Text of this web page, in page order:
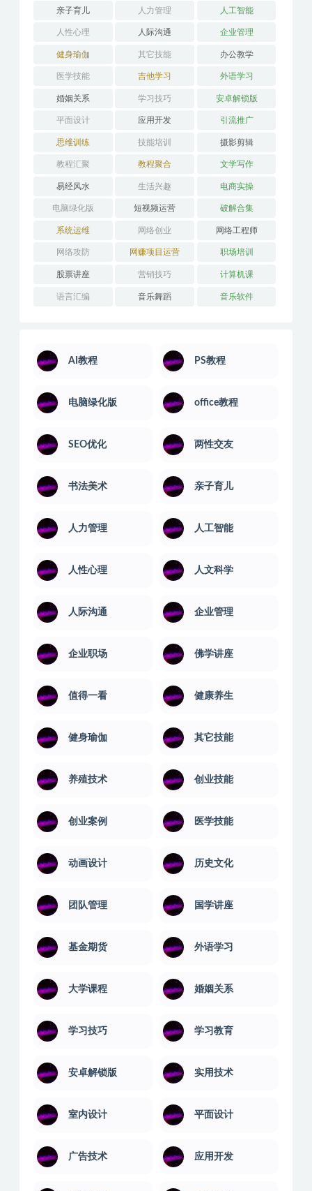
亲子育儿 人力管理 人工智能
人性心理 人际沟通 企业管理
健身瑜伽 其它技能 办公教学
医学技能 吉他学习 外语学习
婚姻关系 学习技巧 安卓解锁版
平面设计 应用开发 引流推广
思维训练 技能培训 摄影剪辑
教程汇聚 教程聚合 文学写作
易经风水 生活兴趣 电商实操
电脑绿化版 短视频运营 破解合集
系统运维 网络创业 网络工程师
网络攻防 网赚项目运营 职场培训
股票讲座 营销技巧 计算机课
语言汇编 音乐舞蹈 音乐软件
AI教程 PS教程
电脑绿化版 office教程
SEO优化 两性交友
书法美术 亲子育儿
人力管理 人工智能
人性心理 人文科学
人际沟通 企业管理
企业职场 佛学讲座
值得一看 健康养生
健身瑜伽 其它技能
养殖技术 创业技能
创业案例 医学技能
动画设计 历史文化
团队管理 国学讲座
基金期货 外语学习
大学课程 婚姻关系
学习技巧 学习教育
安卓解锁版 实用技术
室内设计 平面设计
广告技术 应用开发